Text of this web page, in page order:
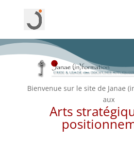
Bienvenue sur le site de Janae
aux
Arts